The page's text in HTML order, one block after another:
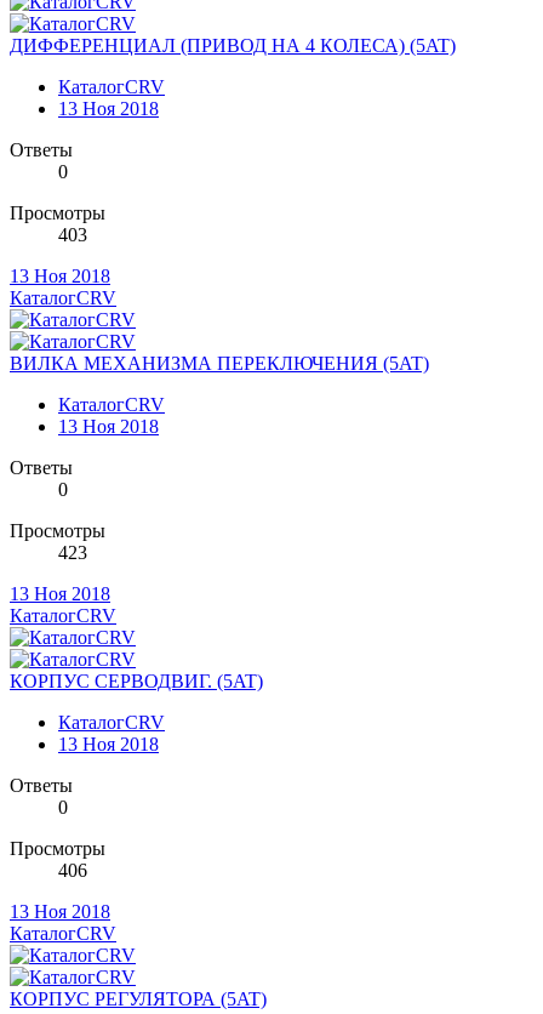
ДИФФЕРЕНЦИАЛ (ПРИВОД НА 4 КОЛЕСА) (5AT)
КаталогCRV
13 Ноя 2018
Ответы
0
Просмотры
403
13 Ноя 2018
КаталогCRV
ВИЛКА МЕХАНИЗМА ПЕРЕКЛЮЧЕНИЯ (5AT)
КаталогCRV
13 Ноя 2018
Ответы
0
Просмотры
423
13 Ноя 2018
КаталогCRV
КОРПУС СЕРВОДВИГ. (5AT)
КаталогCRV
13 Ноя 2018
Ответы
0
Просмотры
406
13 Ноя 2018
КаталогCRV
КОРПУС РЕГУЛЯТОРА (5AT)